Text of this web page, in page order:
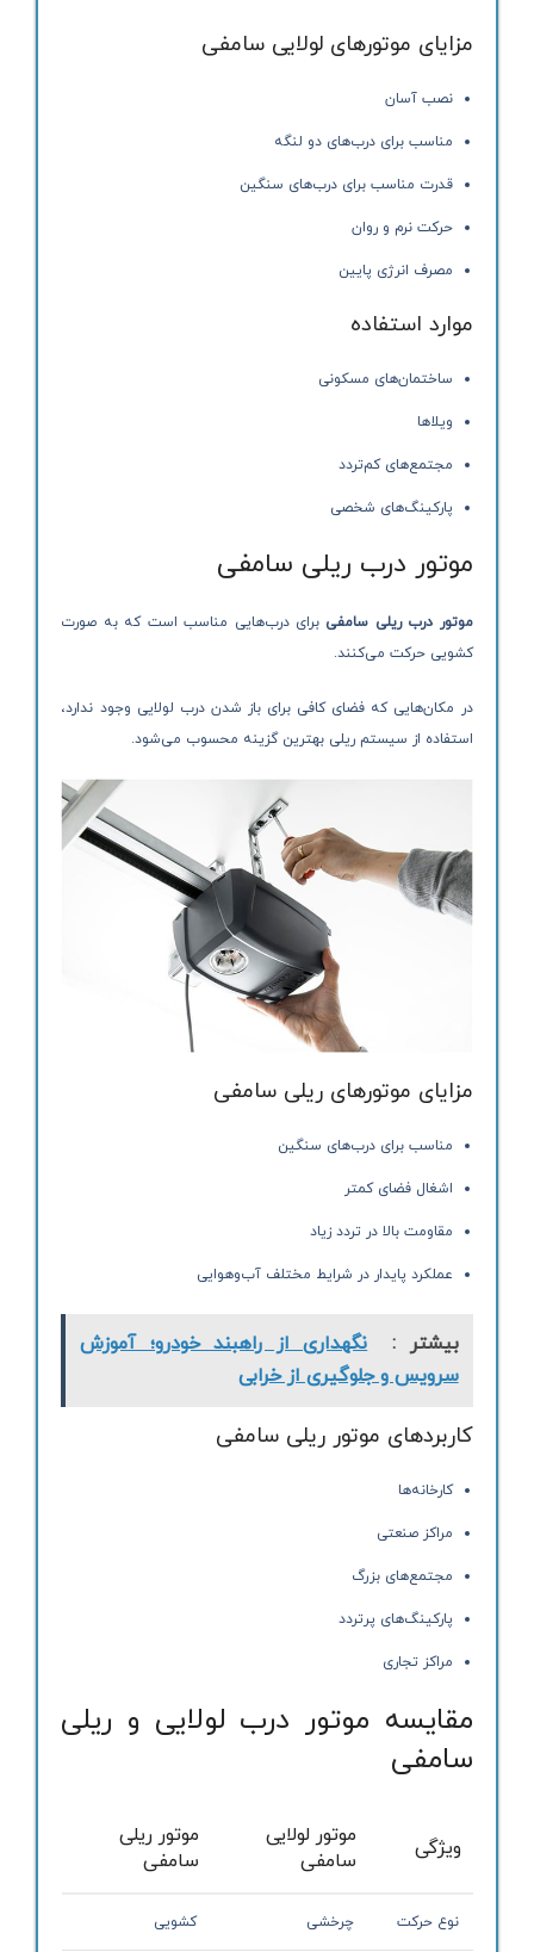
مزایای موتورهای لولایی سامفی
نصب آسان
مناسب برای درب‌های دو لنگه
قدرت مناسب برای درب‌های سنگین
حرکت نرم و روان
مصرف انرژی پایین
موارد استفاده
ساختمان‌های مسکونی
ویلاها
مجتمع‌های کم‌تردد
پارکینگ‌های شخصی
موتور درب ریلی سامفی
موتور درب ریلی سامفی برای درب‌هایی مناسب است که به صورت
کشویی حرکت می‌کنند.
در مکان‌هایی که فضای کافی برای باز شدن درب لولایی وجود ندارد،
استفاده از سیستم ریلی بهترین گزینه محسوب می‌شود.
مزایای موتورهای ریلی سامفی
مناسب برای درب‌های سنگین
اشغال فضای کمتر
مقاومت بالا در تردد زیاد
عملکرد پایدار در شرایط مختلف آب‌وهوایی
بیشتر :
نگهداری از راهبند خودرو؛ آموزش
سرویس و جلوگیری از خرابی
کاربردهای موتور ریلی سامفی
کارخانه‌ها
مراکز صنعتی
مجتمع‌های بزرگ
پارکینگ‌های پرتردد
مراکز تجاری
مقایسه موتور درب لولایی و ریلی
سامفی
ویژگی
موتور لولایی
سامفی
موتور ریلی
سامفی
نوع حرکت چرخشی کشویی